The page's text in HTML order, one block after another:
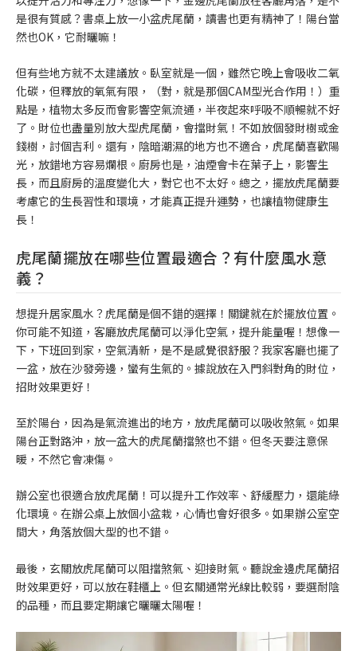
是很有質感？書桌上放一小盆虎尾蘭，讀書也更有精神了！陽台當
然也OK，它耐曬嘛！
但有些地方就不太建議放。臥室就是一個，雖然它晚上會吸收二氧
化碳，但釋放的氧氣有限，（對，就是那個CAM型光合作用！）重
點是，植物太多反而會影響空氣流通，半夜起來呼吸不順暢就不好
了。財位也盡量別放大型虎尾蘭，會擋財氣！不如放個發財樹或金
錢樹，討個吉利。還有，陰暗潮濕的地方也不適合，虎尾蘭喜歡陽
光，放錯地方容易爛根。廚房也是，油煙會卡在葉子上，影響生
長，而且廚房的溫度變化大，對它也不太好。總之，擺放虎尾蘭要
考慮它的生長習性和環境，才能真正提升運勢，也讓植物健康生
長！
虎尾蘭擺放在哪些位置最適合？有什麼風水意
義？
想提升居家風水？虎尾蘭是個不錯的選擇！關鍵就在於擺放位置。
你可能不知道，客廳放虎尾蘭可以淨化空氣，提升能量喔！想像一
下，下班回到家，空氣清新，是不是感覺很舒服？我家客廳也擺了
一盆，放在沙發旁邊，蠻有生氣的。據說放在入門斜對角的財位，
招財效果更好！
至於陽台，因為是氣流進出的地方，放虎尾蘭可以吸收煞氣。如果
陽台正對路沖，放一盆大的虎尾蘭擋煞也不錯。但冬天要注意保
暖，不然它會凍傷。
辦公室也很適合放虎尾蘭！可以提升工作效率、舒緩壓力，還能綠
化環境。在辦公桌上放個小盆栽，心情也會好很多。如果辦公室空
間大，角落放個大型的也不錯。
最後，玄關放虎尾蘭可以阻擋煞氣、迎接財氣。聽說金邊虎尾蘭招
財效果更好，可以放在鞋櫃上。但玄關通常光線比較弱，要選耐陰
的品種，而且要定期讓它曬曬太陽喔！